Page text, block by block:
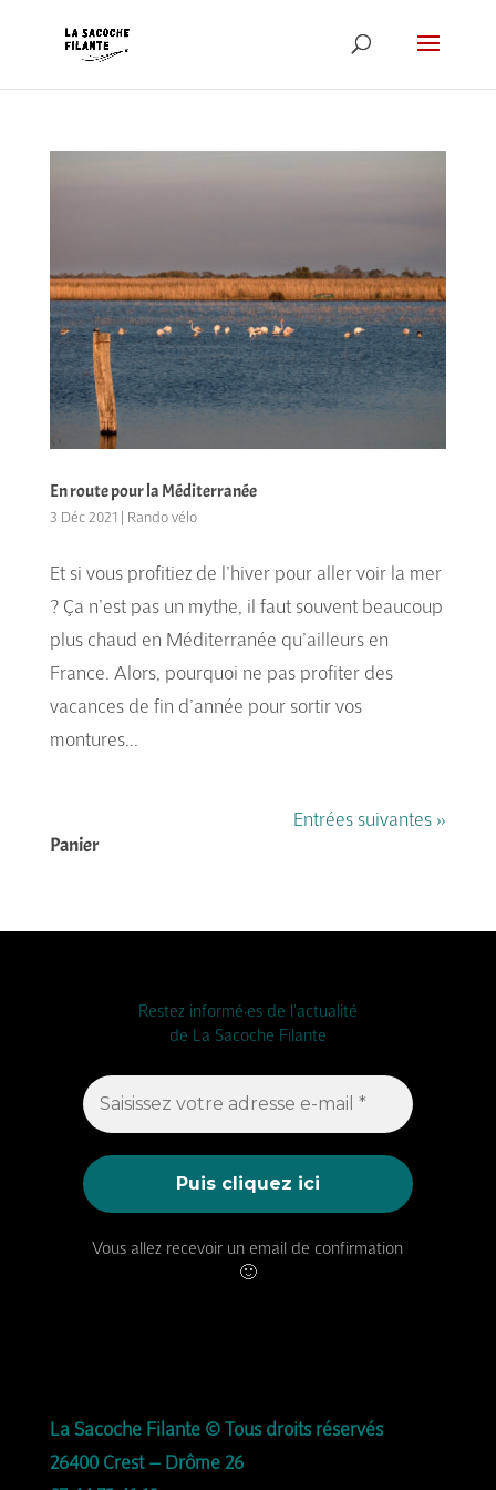
En route pour la Méditerranée
3 Déc 2021| Rando vélo
Et si vous profitiez de l’hiver pour aller voir la mer
? Ça n’est pas un mythe, il faut souvent beaucoup
plus chaud en Méditerranée qu’ailleurs en
France. Alors, pourquoi ne pas profiter des
vacances de fin d’année pour sortir vos
montures...
Entrées suivantes »
Panier
Restez informé·es de l'actualité
de La Sacoche Filante
Vous allez recevoir un email de confirmation
🙂
La Sacoche Filante © Tous droits réservés
26400 Crest – Drôme 26